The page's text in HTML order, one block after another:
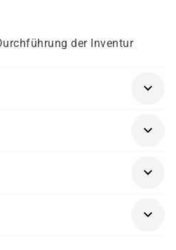
der Inventur